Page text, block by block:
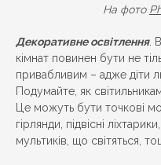
На фото
Декоративне освітлення.
кімнат повинен бути не
привабливим – адже діти
Подумайте, як
Це можуть бути точкові
гірлянди, підвісні
мультиків, що світяться,